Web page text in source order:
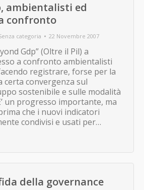
ambientalisti ed
confronto
categoria 22 Novembre 2007
Gdp” (Oltre il Pil) a
a confronto ambientalisti
registrare, forse per la
certa convergenza sul
sostenibile e sulle modalità
un progresso importante, ma
che i nuovi indicatori
condivisi e usati per…
della governance